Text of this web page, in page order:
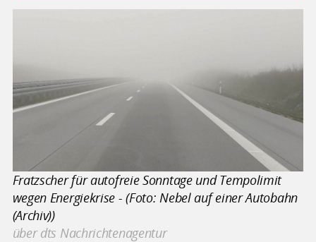
Fratzscher für autofreie Sonntage und Tempolimit
wegen Energiekrise - (Foto: Nebel auf einer Autobahn
(Archiv))
über dts Nachrichtenagentur